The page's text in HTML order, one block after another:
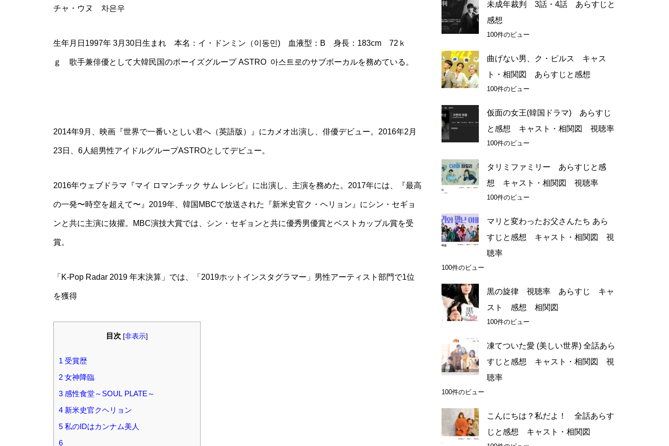
チャ・ウヌ 차은우
生年月日1997年 3月30日生まれ 本名：イ・ドンミン（이동민) 血液型：B 身長：183cm 72ｋ
ｇ 歌手兼俳優として大韓民国のボーイズグループ ASTRO 아스트로のサブボーカルを務めている。
2014年9月、映画『世界で一番いとしい君へ（英語版）』にカメオ出演し、俳優デビュー。2016年2月
23日、6人組男性アイドルグループASTROとしてデビュー。
2016年ウェブドラマ『マイ ロマンチック サム レシピ』に出演し、主演を務めた。2017年には、『最高
の一発〜時空を超えて〜』2019年、韓国MBCで放送された『新米史官ク・ヘリョン』にシン・セギョ
ンと共に主演に抜擢。MBC演技大賞では、シン・セギョンと共に優秀男優賞とベストカップル賞を受
賞。
「K-Pop Radar 2019 年末決算」では、「2019ホットインスタグラマー」男性アーティスト部門で1位
を獲得
目次 [非表示]
1 受賞歴
2 女神降臨
3 感性食堂～SOUL PLATE～
4 新米史官クヘリョン
5 私のIDはカンナム美人
6
未成年裁判 3話・4話 あらすじと
感想
100件のビュー
曲げない男、ク・ピルス キャス
ト・相関図 あらすじと感想
100件のビュー
仮面の女王(韓国ドラマ) あらすじ
と感想 キャスト・相関図 視聴率
100件のビュー
タリミファミリー あらすじと感
想 キャスト・相関図 視聴率
100件のビュー
マリと変わったお父さんたち あら
すじと感想 キャスト・相関図 視
聴率
100件のビュー
黒の旋律 視聴率 あらすじ キャ
スト 感想 相関図
100件のビュー
凍てついた愛 (美しい世界) 全話あら
すじと感想 キャスト・相関図 視
聴率
100件のビュー
こんにちは？私だよ！ 全話あらす
じと感想 キャスト・相関図